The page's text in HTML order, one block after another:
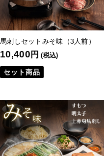
馬刺しセットみそ味（3人前）
10,400 円 (税込)
セット商品